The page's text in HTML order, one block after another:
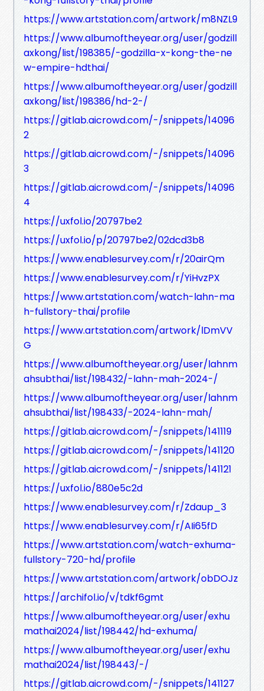
https://www.artstation.com/artwork/m8NZL9
https://www.albumoftheyear.org/user/godzill
axkong/list/198385/-godzilla-x-kong-the-ne
w-empire-hdthai/
https://www.albumoftheyear.org/user/godzill
axkong/list/198386/hd-2-/
https://gitlab.aicrowd.com/-/snippets/14096
2
https://gitlab.aicrowd.com/-/snippets/14096
3
https://gitlab.aicrowd.com/-/snippets/14096
4
https://uxfol.io/20797be2
https://uxfol.io/p/20797be2/02dcd3b8
https://www.enablesurvey.com/r/20airQm
https://www.enablesurvey.com/r/YiHvzPX
https://www.artstation.com/watch-lahn-ma
h-fullstory-thai/profile
https://www.artstation.com/artwork/lDmVV
G
https://www.albumoftheyear.org/user/lahnm
ahsubthai/list/198432/-lahn-mah-2024-/
https://www.albumoftheyear.org/user/lahnm
ahsubthai/list/198433/-2024-lahn-mah/
https://gitlab.aicrowd.com/-/snippets/141119
https://gitlab.aicrowd.com/-/snippets/141120
https://gitlab.aicrowd.com/-/snippets/141121
https://uxfol.io/880e5c2d
https://www.enablesurvey.com/r/Zdaup_3
https://www.enablesurvey.com/r/AIi65fD
https://www.artstation.com/watch-exhuma-
fullstory-720-hd/profile
https://www.artstation.com/artwork/obDOJz
https://archifol.io/v/tdkf6gmt
https://www.albumoftheyear.org/user/exhu
mathai2024/list/198442/hd-exhuma/
https://www.albumoftheyear.org/user/exhu
mathai2024/list/198443/-/
https://gitlab.aicrowd.com/-/snippets/141127